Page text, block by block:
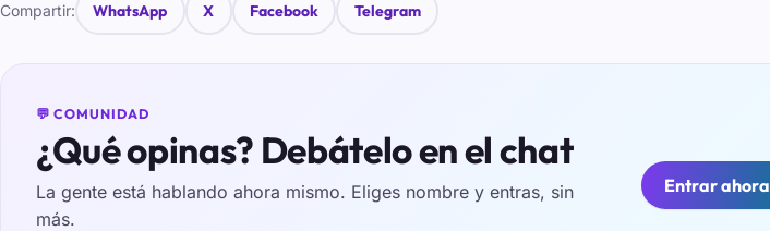
Compartir: WhatsApp X Facebook Telegram
💬 COMUNIDAD
¿Qué opinas? Debátelo en el chat
La gente está hablando ahora mismo. Eliges nombre y entras, sin
más.
Entrar ahora